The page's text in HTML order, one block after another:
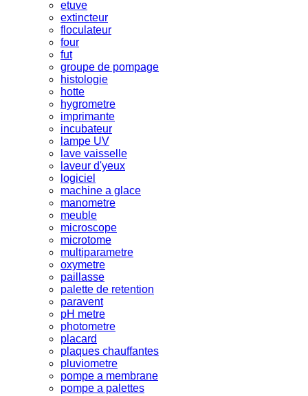
etuve
extincteur
floculateur
four
fut
groupe de pompage
histologie
hotte
hygrometre
imprimante
incubateur
lampe UV
lave vaisselle
laveur d'yeux
logiciel
machine a glace
manometre
meuble
microscope
microtome
multiparametre
oxymetre
paillasse
palette de retention
paravent
pH metre
photometre
placard
plaques chauffantes
pluviometre
pompe a membrane
pompe a palettes